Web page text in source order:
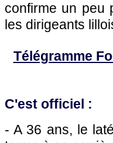
confirme un peu
les dirigeants
Télégramme
C'est officiel :
- A 36 ans, le